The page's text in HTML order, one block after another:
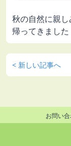
秋の自然に親
帰ってきまし
< 新しい記事へ
お問い